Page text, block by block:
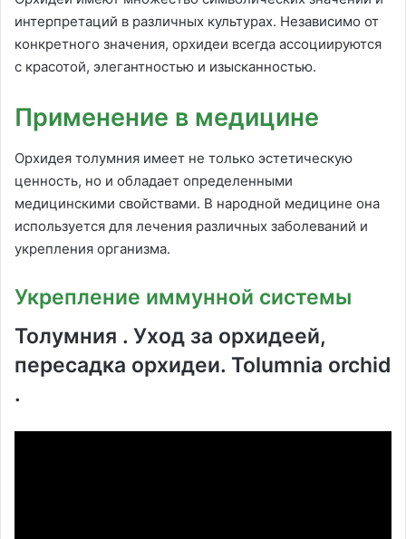
интерпретаций в различных культурах. Независимо от
конкретного значения, орхидеи всегда ассоциируются
с красотой, элегантностью и изысканностью.
Применение в медицине
Орхидея толумния имеет не только эстетическую
ценность, но и обладает определенными
медицинскими свойствами. В народной медицине она
используется для лечения различных заболеваний и
укрепления организма.
Укрепление иммунной системы
Толумния . Уход за орхидеей,
пересадка орхидеи. Tolumnia orchid
.